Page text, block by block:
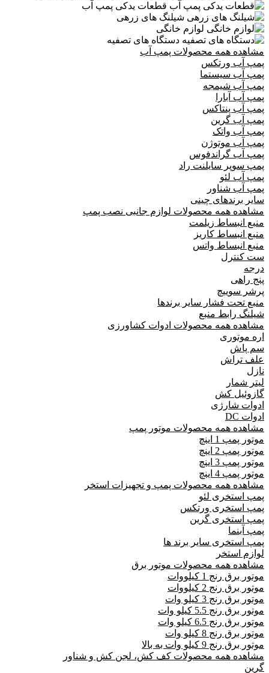
قطعات یدکی پمپ آب
شیلنگ های زرهی
لوازم خانگی
دستگاه های تصفیه
مشاهده همه محصولات پمپ آب
پمپ آب ورتکس
پمپ آب سیستما
پمپ آب شیمجه
پمپ آب آبارا
پمپ آب پنتاکس
پمپ آب گرین
پمپ آب واتک
پمپ آب موتوژن
پمپ آب گراندفوس
پمپ سوپر سایلنت راد
پمپ آب لئو
پمپ آب شناور
سایر برندهای چینی
مشاهده همه محصولات لوازم جانبی نصب پمپ
منبع انبساط زیلمت
منبع انبساط کاریز
منبع انبساط واتس
ست کنترل
درجه
پنج راهی
پرشر سوییچ
منبع تحت فشار سایر برندها
شیلنگ رابط منبع
مشاهده همه محصولات ادوات کشاورزی
اره موتوری
سم پاش
علف تراش
نازل
لیتر شمار
گازوئیل کش
ادوات شارژی
ادوات DC
مشاهده همه محصولات موتور پمپ
موتور پمپ 1 اینچ
موتور پمپ 2 اینچ
موتور پمپ 3 اینچ
موتور پمپ 4 اینچ
مشاهده همه محصولات پمپ و تجهیزات استخر
پمپ استخری لئو
پمپ استخری ورتکس
پمپ استخری گرین
پمپ آبنما
پمپ استخری سایر برند ها
لوازم استخر
مشاهده همه محصولات موتور برق
موتور برق رنج 1 کیلووات
موتور برق رنج 2 کیلووات
موتور برق رنج 3 کیلو وات
موتور برق رنج 5.5 کیلو وات
موتور برق رنج 6.5 کیلو وات
موتور برق رنج 8 کیلو وات
موتور برق رنج 9 کیلو وات به بالا
مشاهده همه محصولات کف کش، لجن کش و شناور
گرین